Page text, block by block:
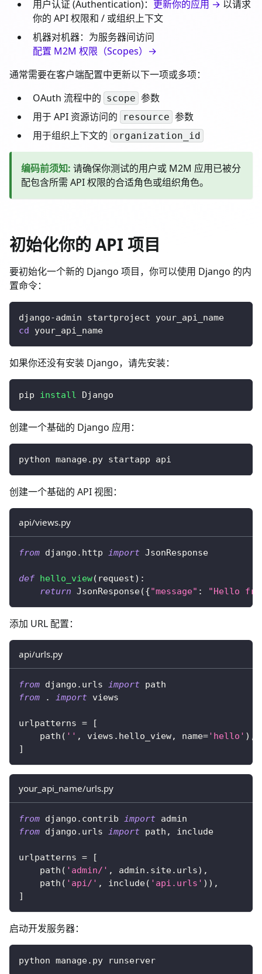
用户认证 (Authentication)： 更新你的应用 → 以请求
你的 API 权限和 / 或组织上下文
机器对机器：为服务器间访问
配置 M2M 权限（Scopes）→
通常需要在客户端配置中更新以下一项或多项：
OAuth 流程中的 scope 参数
用于 API 资源访问的
resource 参数
用于组织上下文的 organization_id
编码前须知: 请确保你测试的用户或 M2M 应用已被分
配包含所需 API 权限的合适角色或组织角色。
初始化你的 API 项目
要初始化一个新的 Django 项目，你可以使用 Django 的内
置命令：
django-admin startproject your_api_name
cd your_api_name
如果你还没有安装 Django，请先安装：
pip install Django
创建一个基础的 Django 应用：
python manage.py startapp api
创建一个基础的 API 视图：
api/views.py
from django . http import JsonResponse
def hello_view( request) :
return JsonResponse({"message" : "Hello
添加 URL 配置：
api/urls.py
from django . urls import path
from
. import views
urlpatterns =
[
    path
( '' , views . hello_view, name='hello' ) ,
]
your_api_name/urls.py
from django . contrib import admin
from django . urls import path , include
urlpatterns =
[
    path
( 'admin/' , admin . site. urls) ,
    path
( 'api/' , include( 'api.urls' ) ) ,
]
启动开发服务器：
python manage.py runserver